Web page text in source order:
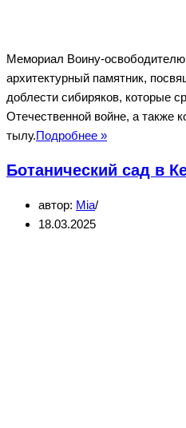
Мемориал Воину-
архитектурный памятник,
доблести сибиряков, которые
Отечественной войне, а также
тылу.Подробнее »Мемориал
освободителю
Ботанический сад в
автор: Mia
18.03.2025